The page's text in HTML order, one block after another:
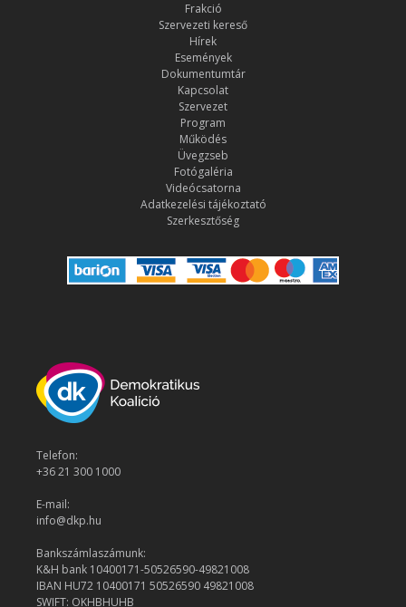
Frakció
Szervezeti kereső
Hírek
Események
Dokumentumtár
Kapcsolat
Szervezet
Program
Működés
Üvegzseb
Fotógaléria
Videócsatorna
Adatkezelési tájékoztató
Szerkesztőség
Telefon:
+36 21 300 1000
E-mail:
info@dkp.hu
Bankszámlaszámunk:
K&H bank 10400171-50526590-49821008
IBAN HU72 10400171 50526590 49821008
SWIFT: OKHBHUHB